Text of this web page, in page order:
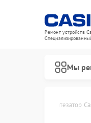
Ремонт устройств
Мы
Синтезатор